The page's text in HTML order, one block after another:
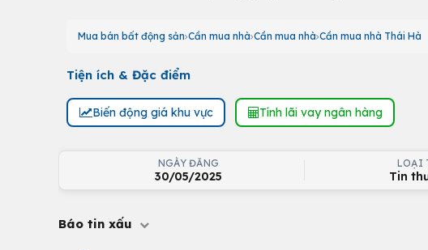
Mua bán bất động sản Cần mua nhà Cần mua nhà Cần mua nhà Thái Hà
Tiện ích & Đặc điểm
Biến động giá khu vực Tính lãi vay ngân hàng
NGÀY ĐĂNG
30/05/2025
LOẠI
Tin
Báo tin xấu